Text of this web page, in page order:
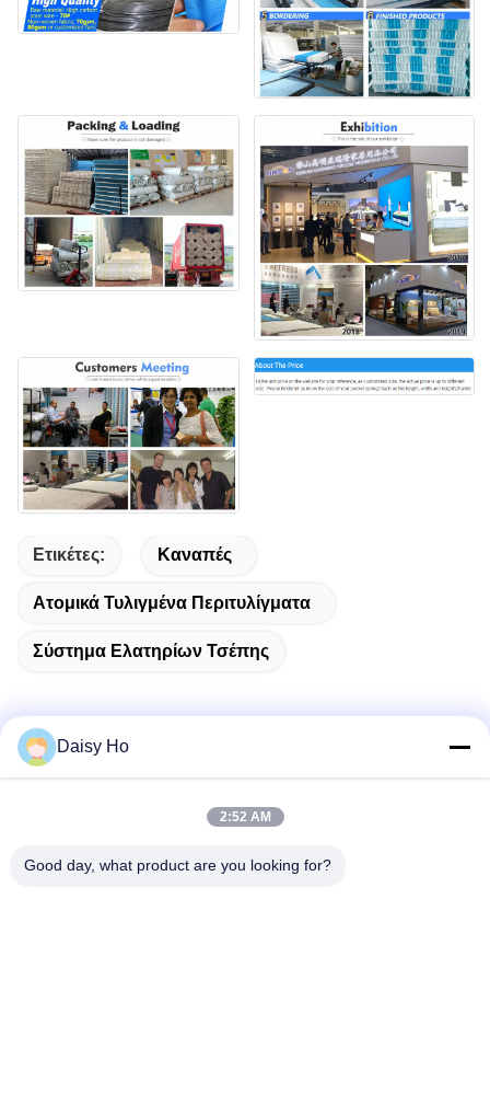
Ετικέτες: Καναπές
Ατομικά Τυλιγμένα Περιτυλίγματα
Σύστημα Ελατηρίων Τσέπης
Βιομηχανική περιοχή Fuwan, περιοχή Gaoming, πόλη
Daisy Ho
2:52 AM
Good day, what product are you looking for?